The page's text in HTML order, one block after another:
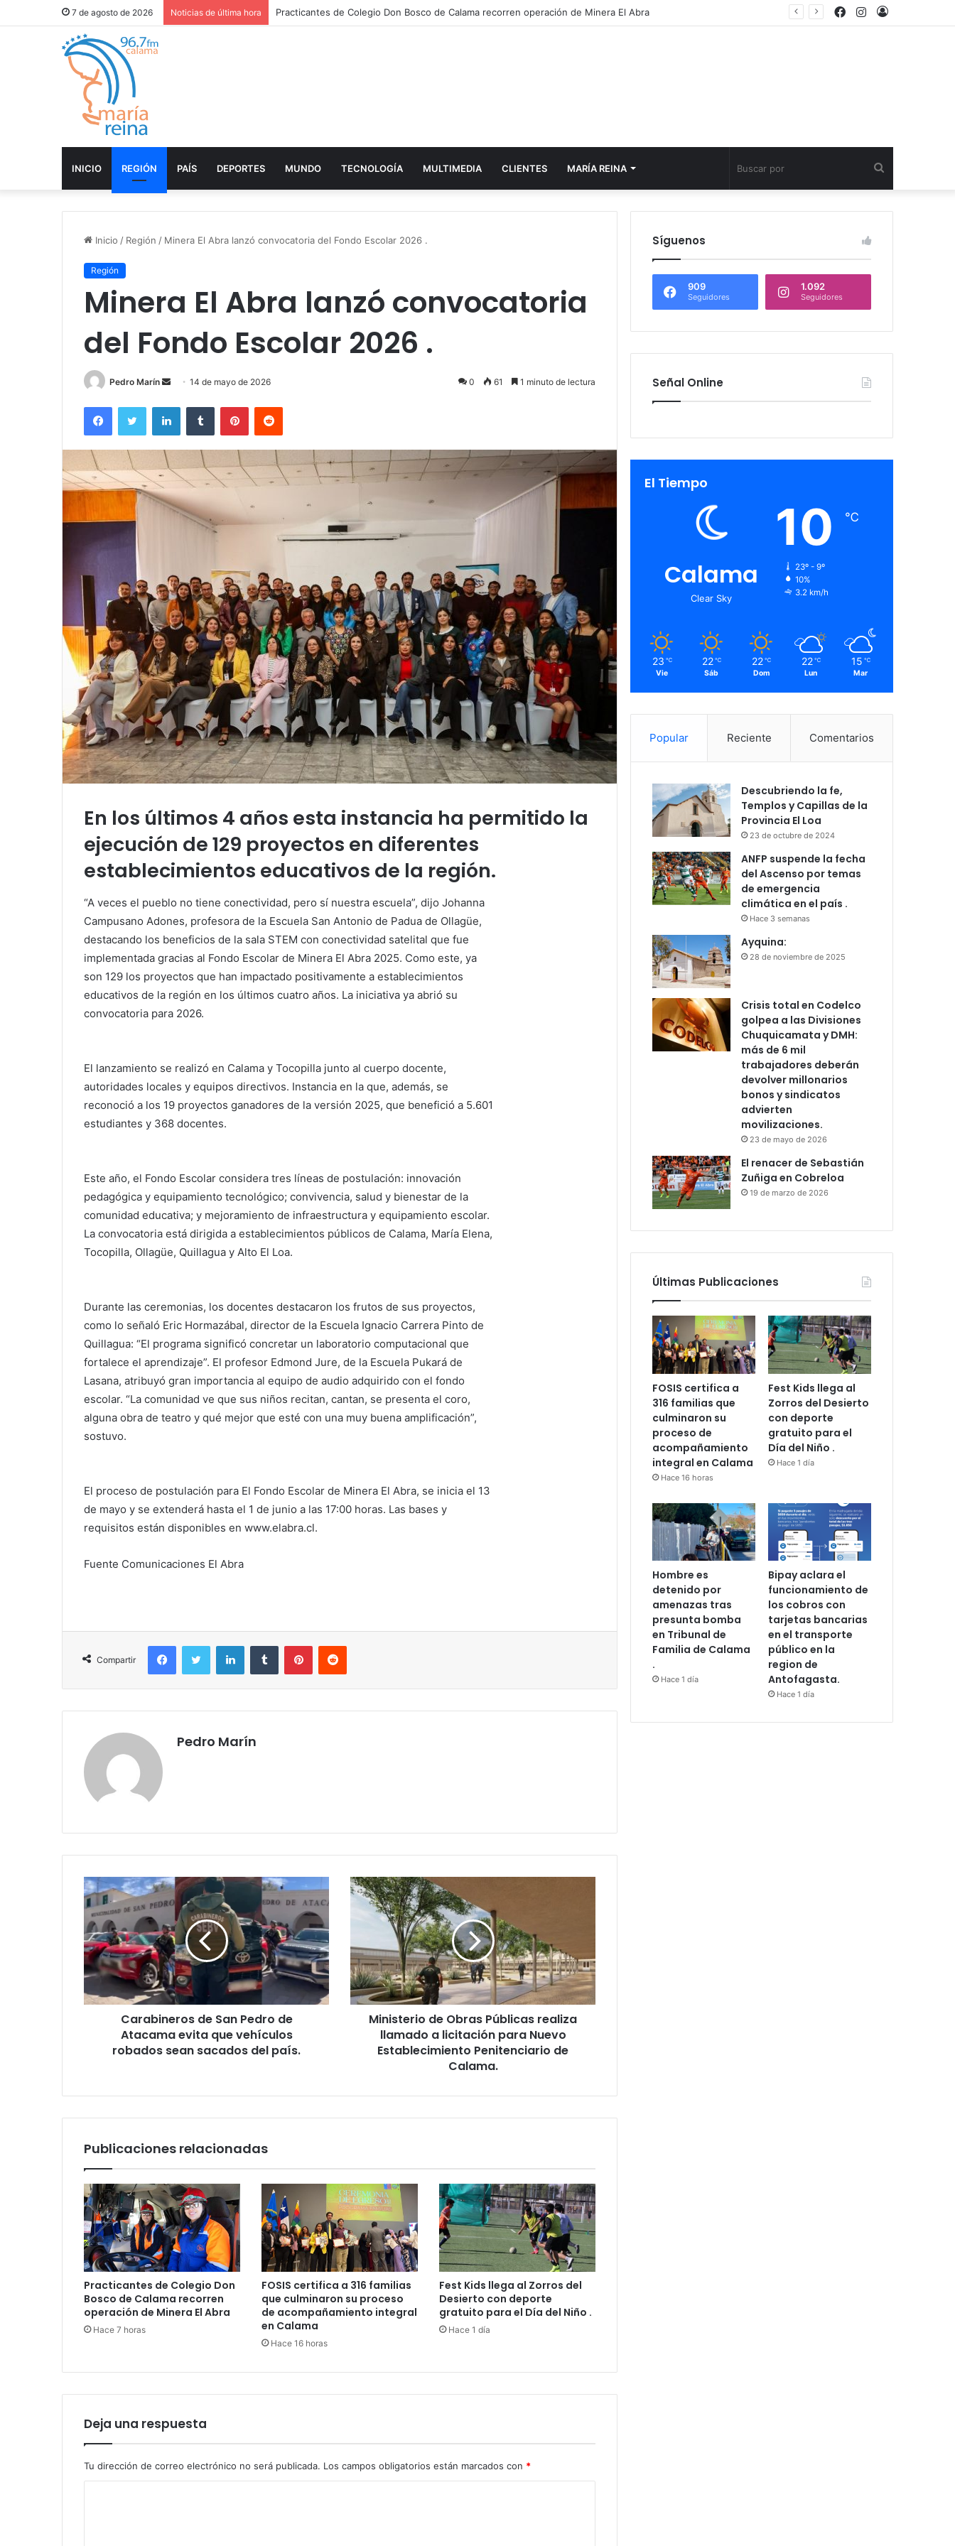
7 de agosto de 2026 Noticias de última hora FOSIS certifica a 316 familias que culminaron su proceso de acompañamiento integral en Calama Acceso
Instagram
Facebook
INICIO REGIÓN PAÍS DEPORTES MUNDO TECNOLOGÍA MULTIMEDIA CLIENTES MARÍA REINA
por
Inicio / Región / Minera El Abra lanzó convocatoria del Fondo Escolar 2026 .
Región
Minera El Abra lanzó convocatoria
del Fondo Escolar 2026 .
Pedro Marín
Send14 de mayo de 2026 0 61 1 minuto de lectura
FacebookTwitter LinkedInTumblr PinterestReddit
En los últimos 4 años esta instancia ha permitido la
ejecución de 129 proyectos en diferentes
establecimientos educativos de la región.
“A veces el pueblo no tiene conectividad, pero sí nuestra escuela”, dijo Johanna
Campusano Adones, profesora de la Escuela San Antonio de Padua de Ollagüe,
destacando los beneficios de la sala STEM con conectividad satelital que fue
implementada gracias al Fondo Escolar de Minera El Abra 2025. Como este, ya
son 129 los proyectos que han impactado positivamente a establecimientos
educativos de la región en los últimos cuatro años. La iniciativa ya abrió su
convocatoria para 2026.
El lanzamiento se realizó en Calama y Tocopilla junto al cuerpo docente,
autoridades locales y equipos directivos. Instancia en la que, además, se
reconoció a los 19 proyectos ganadores de la versión 2025, que benefició a 5.601
estudiantes y 368 docentes.
Este año, el Fondo Escolar considera tres líneas de postulación: innovación
pedagógica y equipamiento tecnológico; convivencia, salud y bienestar de la
comunidad educativa; y mejoramiento de infraestructura y equipamiento escolar.
La convocatoria está dirigida a establecimientos públicos de Calama, María Elena,
Tocopilla, Ollagüe, Quillagua y Alto El Loa.
Durante las ceremonias, los docentes destacaron los frutos de sus proyectos,
como lo señaló Eric Hormazábal, director de la Escuela Ignacio Carrera Pinto de
Quillagua: “El programa significó concretar un laboratorio computacional que
fortalece el aprendizaje”. El profesor Edmond Jure, de la Escuela Pukará de
Lasana, atribuyó gran importancia al equipo de audio adquirido con el fondo
escolar. “La comunidad ve que sus niños recitan, cantan, se presenta el coro,
alguna obra de teatro y qué mejor que esté con una muy buena amplificación”,
sostuvo.
El proceso de postulación para El Fondo Escolar de Minera El Abra, se inicia el 13
de mayo y se extenderá hasta el 1 de junio a las 17:00 horas. Las bases y
requisitos están disponibles en www.elabra.cl.
Fuente Comunicaciones El Abra
Compartir
FacebookTwitter LinkedInTumblr PinterestReddit
Pedro Marín
Carabineros de San Pedro de
Atacama evita que vehículos
robados sean sacados del país.
Ministerio de Obras Públicas realiza
llamado a licitación para Nuevo
Establecimiento Penitenciario de
Calama.
Publicaciones relacionadas
Practicantes de Colegio Don
Bosco de Calama recorren
operación de Minera El Abra
Hace 7 horas
FOSIS certifica a 316 familias
que culminaron su proceso
de acompañamiento integral
en Calama
Hace 16 horas
Fest Kids llega al Zorros del
Desierto con deporte
gratuito para el Día del Niño .
Hace 1 día
Deja una respuesta
Tu dirección de correo electrónico no será publicada. Los campos obligatorios están marcados con *
Síguenos
909
Seguidores
1.092
Seguidores
Señal Online
El Tiempo
Calama
Clear Sky
10 ℃
23º - 9º
10%
3.2 km/h
23 ℃
Vie
22 ℃
Sáb
22 ℃
Dom
22 ℃
Lun
15 ℃
Mar
Popular Reciente Comentarios
Descubriendo la fe,
Templos y Capillas de la
Provincia El Loa
23 de octubre de 2024
ANFP suspende la fecha
del Ascenso por temas
de emergencia
climática en el país .
Hace 3 semanas
Ayquina:
28 de noviembre de 2025
Crisis total en Codelco
golpea a las Divisiones
Chuquicamata y DMH:
más de 6 mil
trabajadores deberán
devolver millonarios
bonos y sindicatos
advierten
movilizaciones.
23 de mayo de 2026
El renacer de Sebastián
Zuñiga en Cobreloa
19 de marzo de 2026
Últimas Publicaciones
FOSIS certifica a
316 familias que
culminaron su
proceso de
acompañamiento
integral en Calama
Hace 16 horas
Fest Kids llega al
Zorros del Desierto
con deporte
gratuito para el
Día del Niño .
Hace 1 día
Hombre es
detenido por
amenazas tras
presunta bomba
en Tribunal de
Familia de Calama
.
Hace 1 día
Bipay aclara el
funcionamiento de
los cobros con
tarjetas bancarias
en el transporte
público en la
region de
Antofagasta.
Hace 1 día